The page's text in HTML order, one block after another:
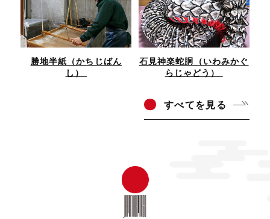
勝地半紙（かちじばん
し）
石見神楽蛇胴（いわみかぐ
らじゃどう）
すべてを見る